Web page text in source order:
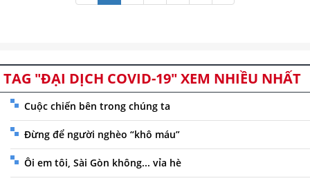
TAG "ĐẠI DỊCH COVID-19" XEM NHIỀU NHẤT
Cuộc chiến bên trong chúng ta
Đừng để người nghèo “khô máu”
Ôi em tôi, Sài Gòn không... vỉa hè